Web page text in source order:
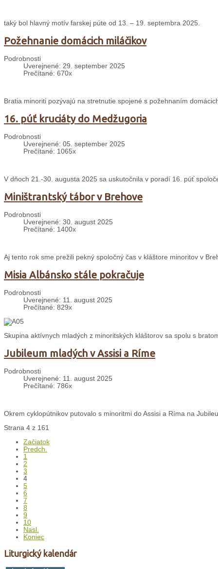
taký bol hlavný motív farskej púte od 13. – 19. septembra 2025.
Požehnanie domácich miláčikov
Podrobnosti
Uverejnené: 29. september 2025
Prečítané: 670x
Bratia minoriti pozývajú na stretnutie spojené s požehnaním
16. púť kruciáty do Medžugoria
Podrobnosti
Uverejnené: 05. september 2025
Prečítané: 1065x
V dňoch 21.-30. augusta 2025 sa uskutočnila v poradí 16. púť
Miništrantský tábor v Brehove
Podrobnosti
Uverejnené: 30. august 2025
Prečítané: 1400x
Aj tento rok sme prežili pekný spoločný čas v kláštore minoritov v
Misia Albánsko stále pokračuje
Podrobnosti
Uverejnené: 11. august 2025
Prečítané: 829x
Skupina aktívnych mladých z minoritských kláštorov sa spolu s
Jubileum mladých v Assisi a Ríme
Podrobnosti
Uverejnené: 11. august 2025
Prečítané: 786x
Okrem cyklopútnikov putovalo s minoritmi do Assisi a Ríma na
Strana 4 z 161
Začiatok
Predch.
1
2
3
4
5
6
7
8
9
10
Nasl.
Koniec
Liturgický kalendár